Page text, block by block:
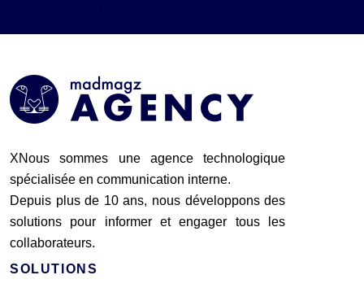
XNous sommes une agence technologique
spécialisée en communication interne.
Depuis plus de 10 ans, nous développons des
solutions pour informer et engager tous les
collaborateurs.
SOLUTIONS